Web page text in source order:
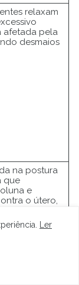
relaxam
afetada pela
desmaios
na postura
que
e
o útero,
Ler